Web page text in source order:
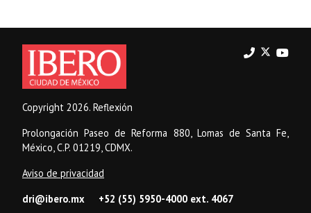
Copyright 2026. Reflexión
Prolongación Paseo de Reforma 880, Lomas de Santa Fe,
México, C.P. 01219, CDMX.
Aviso de privacidad
dri@ibero.mx
+52 (55) 5950-4000 ext. 4067